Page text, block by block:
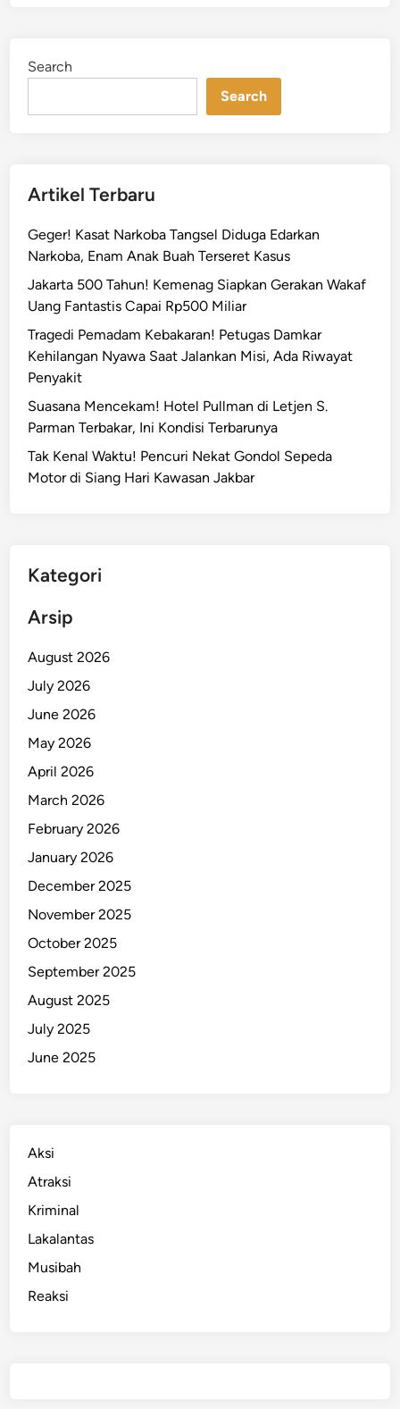
Search
Search
Artikel Terbaru
Geger! Kasat Narkoba Tangsel Diduga Edarkan
Narkoba, Enam Anak Buah Terseret Kasus
Jakarta 500 Tahun! Kemenag Siapkan Gerakan Wakaf
Uang Fantastis Capai Rp500 Miliar
Tragedi Pemadam Kebakaran! Petugas Damkar
Kehilangan Nyawa Saat Jalankan Misi, Ada Riwayat
Penyakit
Suasana Mencekam! Hotel Pullman di Letjen S.
Parman Terbakar, Ini Kondisi Terbarunya
Tak Kenal Waktu! Pencuri Nekat Gondol Sepeda
Motor di Siang Hari Kawasan Jakbar
Kategori
Arsip
August 2026
July 2026
June 2026
May 2026
April 2026
March 2026
February 2026
January 2026
December 2025
November 2025
October 2025
September 2025
August 2025
July 2025
June 2025
Aksi
Atraksi
Kriminal
Lakalantas
Musibah
Reaksi